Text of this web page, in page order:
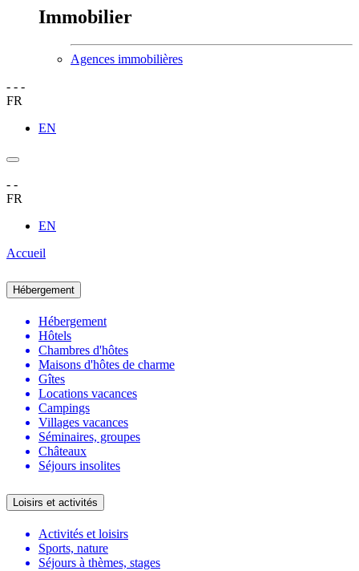
Immobilier
Agences immobilières
- - -
FR
EN
- -
FR
EN
Accueil
Hébergement
Hébergement
Hôtels
Chambres d'hôtes
Maisons d'hôtes de charme
Gîtes
Locations vacances
Campings
Villages vacances
Séminaires, groupes
Châteaux
Séjours insolites
Loisirs et activités
Activités et loisirs
Sports, nature
Séjours à thèmes, stages